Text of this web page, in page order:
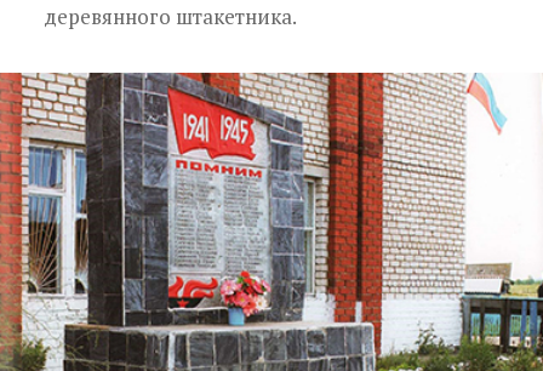
де­ревянного штакетника.